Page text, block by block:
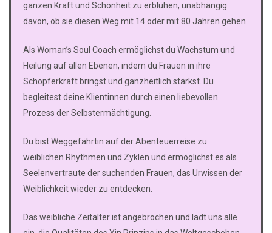
ganzen Kraft und Schönheit zu erblühen, unabhängig
davon, ob sie diesen Weg mit 14 oder mit 80 Jahren gehen.
Als Woman’s Soul Coach ermöglichst du Wachstum und
Heilung auf allen Ebenen, indem du Frauen in ihre
Schöpferkraft bringst und ganzheitlich stärkst. Du
begleitest deine Klientinnen durch einen liebevollen
Prozess der Selbstermächtigung.
Du bist Weggefährtin auf der Abenteuerreise zu
weiblichen Rhythmen und Zyklen und ermöglichst es als
Seelenvertraute der suchenden Frauen, das Urwissen der
Weiblichkeit wieder zu entdecken.
Das weibliche Zeitalter ist angebrochen und lädt uns alle